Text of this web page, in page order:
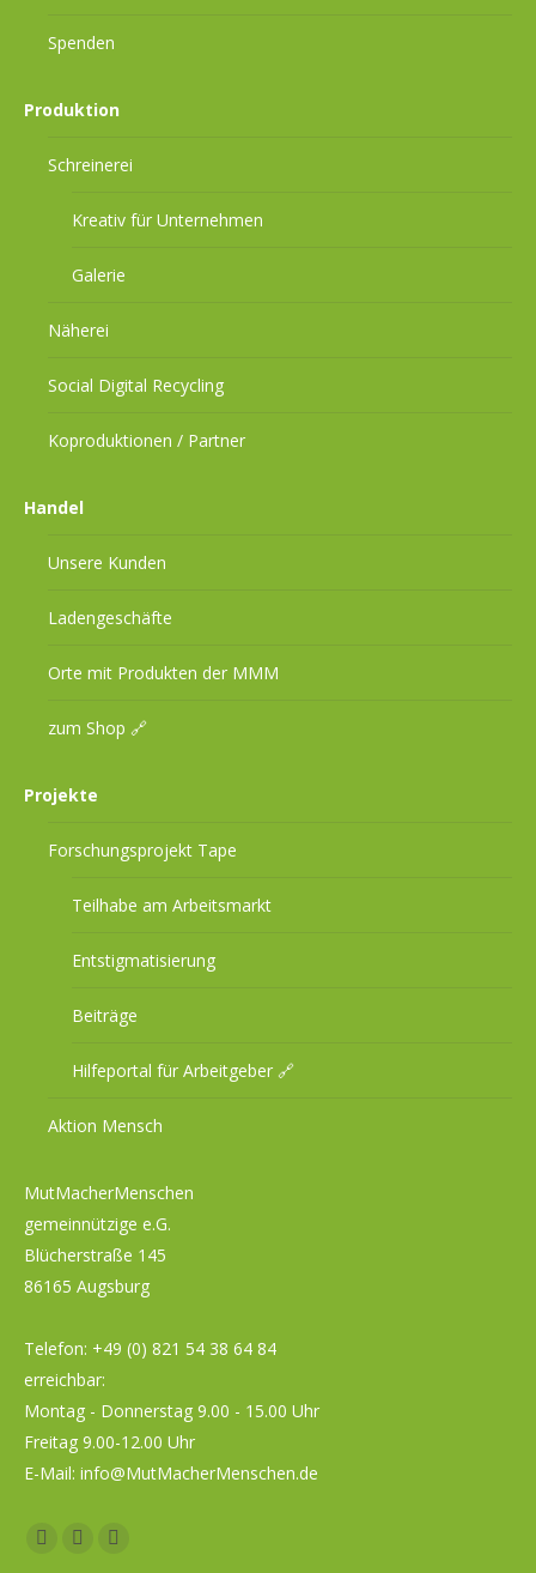
Spenden
Produktion
Schreinerei
Kreativ für Unternehmen
Galerie
Näherei
Social Digital Recycling
Koproduktionen / Partner
Handel
Unsere Kunden
Ladengeschäfte
Orte mit Produkten der MMM
zum Shop 🔗
Projekte
Forschungsprojekt Tape
Teilhabe am Arbeitsmarkt
Entstigmatisierung
Beiträge
Hilfeportal für Arbeitgeber 🔗
Aktion Mensch
MutMacherMenschen
gemeinnützige e.G.
Blücherstraße 145
86165 Augsburg
Telefon: +49 (0) 821 54 38 64 84
erreichbar:
Montag - Donnerstag 9.00 - 15.00 Uhr
Freitag 9.00-12.00 Uhr
E-Mail: info@MutMacherMenschen.de
Facebook
YouTubeInstagram